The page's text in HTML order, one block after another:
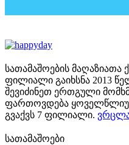
სათამაშოების მაღაზიათა
ფილიალი გაიხსნა 2013
შევიძინეთ ერთგული
ფართოვდება
გვაქვს 7 ფილიალი.
სათამაშოები